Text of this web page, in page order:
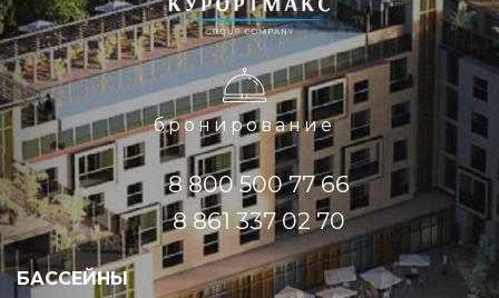
бронирование
8 800 500 77 66
8 861 337 02 70
БАССЕЙНЫ